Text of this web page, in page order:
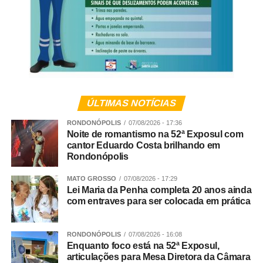
Veja Mais:
Comissão aprova mais recursos de
loterias para entidades que atendem pessoas
com deficiência
Para Andreia, estabelecer regras e dizer “não” continua
sendo uma das principais responsabilidades da família. A
diferença está na forma como esses limites são
apresentados.
“Ser firme não significa ser agressivo. Uma atitude
simples e muito eficaz é abaixar-se para ficar na altura da
criança, estabelecer contato visual e falar com uma voz
calma, mas segura. Depois, é importante procurar
compreender o que aconteceu e ajudar a criança a
reconhecer e nomear aquilo que está sentindo”, sugere
ÚLTIMAS NOTÍCIAS
RONDONÓPOLIS 07/08/2026 - 17:36
Noite de romantismo na 52ª Exposul com
cantor Eduardo Costa brilhando em
Rondonópolis
MATO GROSSO 07/08/2026 - 17:29
Lei Maria da Penha completa 20 anos ainda
com entraves para ser colocada em prática
RONDONÓPOLIS 07/08/2026 - 16:08
Enquanto foco está na 52ª Exposul,
articulações para Mesa Diretora da Câmara